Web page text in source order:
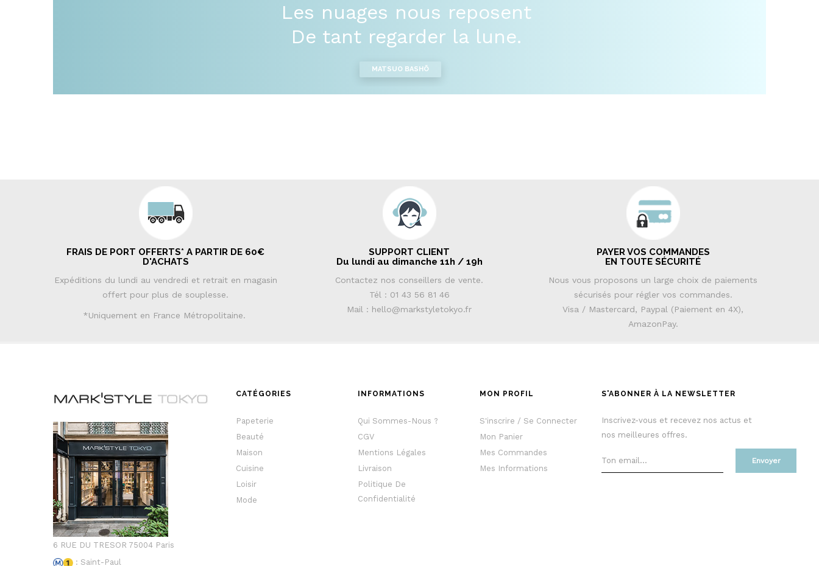
Les nuages nous reposent
De tant regarder la lune.
MATSUO BASHÕ
FRAIS DE PORT OFFERTS* A PARTIR DE 60€
D'ACHATS
Expéditions du lundi au vendredi et retrait en magasin
offert pour plus de souplesse.
*Uniquement en France Métropolitaine.
SUPPORT CLIENT
Du lundi au dimanche 11h / 19h
Contactez nos conseillers de vente.
Tél : 01 43 56 81 46
Mail : hello@markstyletokyo.fr
PAYER VOS COMMANDES
EN TOUTE SÉCURITÉ
Nous vous proposons un large choix de paiements
sécurisés pour régler vos commandes.
Visa / Mastercard, Paypal (Paiement en 4X),
AmazonPay.
6 RUE DU TRESOR 75004 Paris
: Saint-Paul
CATÉGORIES
Papeterie
Beauté
Maison
Cuisine
Loisir
Mode
INFORMATIONS
Qui Sommes-Nous ?
CGV
Mentions Légales
Livraison
Politique De
Confidentialité
MON PROFIL
S'inscrire / Se Connecter
Mon Panier
Mes Commandes
Mes Informations
S'ABONNER À LA NEWSLETTER
Inscrivez-vous et recevez nos actus et
nos meilleures offres.
Envoyer